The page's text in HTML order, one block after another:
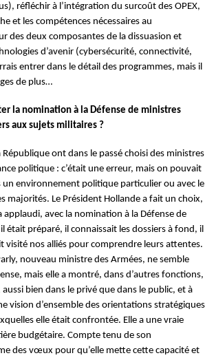
réfléchir à l’intégration du surcoût des OPEX,
et les compétences nécessaires au
des deux composantes de la dissuasion et
d’avenir (cybersécurité, connectivité,
entrer dans le détail des programmes, mais il
de plus…
la nomination à la Défense de ministres
aux sujets militaires ?
République ont dans le passé choisi des ministres
politique : c’était une erreur, mais on pouvait
un environnement politique particulier ou avec le
majorités. Le Président Hollande a fait un choix,
avec la nomination à la Défense de
il était préparé, il connaissait les dossiers à fond, il
visité nos alliés pour comprendre leurs attentes.
nouveau ministre des Armées, ne semble
mais elle a montré, dans d’autres fonctions,
aussi bien dans le privé que dans le public, et à
vision d’ensemble des orientations stratégiques
elle était confrontée. Elle a une vraie
budgétaire. Compte tenu de son
des vœux pour qu’elle mette cette capacité et